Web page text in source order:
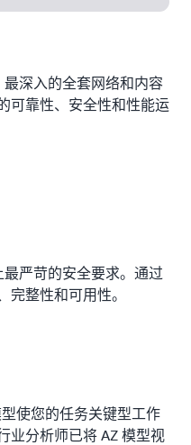
深入的全套网络和内容
可靠性、安全性和性能运
严苛的安全要求。通过
整性和可用性。
使您的任务关键型工作
业分析师已将 AZ 模型视